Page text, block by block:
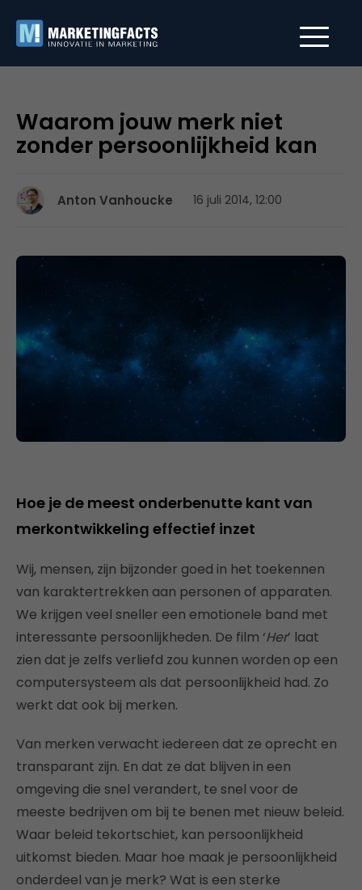
Waarom jouw merk niet
zonder persoonlijkheid kan
Anton Vanhoucke 16 juli 2014, 12:00
Hoe je de meest onderbenutte kant van
merkontwikkeling effectief inzet
Wij, mensen, zijn bijzonder goed in het toekennen
van karaktertrekken aan personen of apparaten.
We krijgen veel sneller een emotionele band met
interessante persoonlijkheden. De film ‘Her’ laat
zien dat je zelfs verliefd zou kunnen worden op een
computersysteem als dat persoonlijkheid had. Zo
werkt dat ook bij merken.
Van merken verwacht iedereen dat ze oprecht en
transparant zijn. En dat ze dat blijven in een
omgeving die snel verandert, te snel voor de
meeste bedrijven om bij te benen met nieuw beleid.
Waar beleid tekortschiet, kan persoonlijkheid
uitkomst bieden. Maar hoe maak je persoonlijkheid
onderdeel van je merk? Wat is een sterke